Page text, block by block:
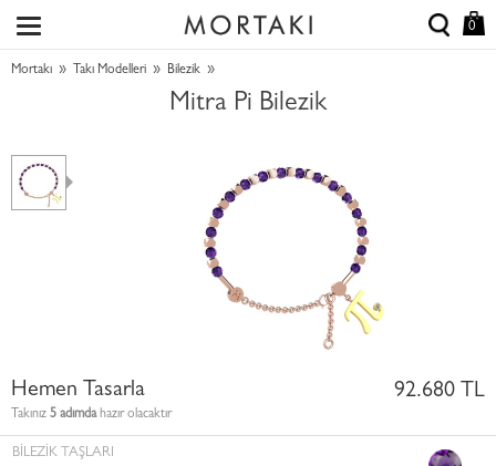
0
Mortakı » Takı Modelleri » Bilezik »
Mitra Pi Bilezik
Hemen Tasarla
Takınız 5 adımdahazır olacaktır
92.680 TL
BILEZIK TAŞLARI